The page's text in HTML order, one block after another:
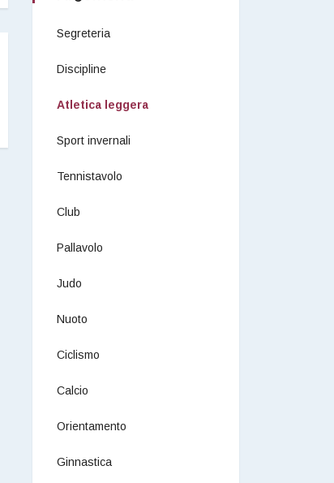
Segreteria
Discipline
Atletica leggera
Sport invernali
Tennistavolo
Club
Pallavolo
Judo
Nuoto
Ciclismo
Calcio
Orientamento
Ginnastica